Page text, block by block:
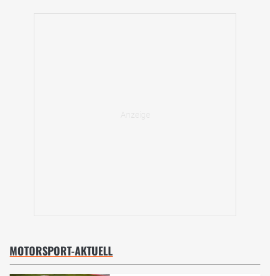
MOTORSPORT-AKTUELL